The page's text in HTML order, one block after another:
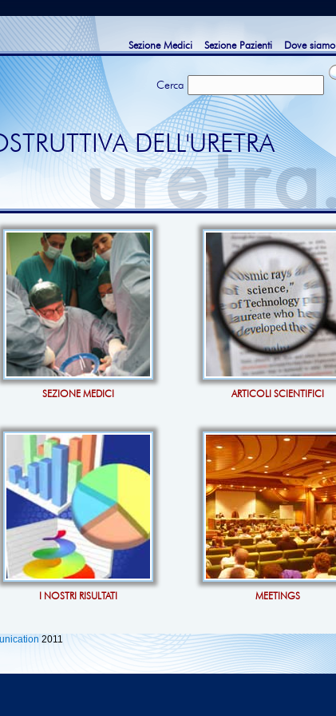
Dove siamo
Sezione Pazienti
Sezione Medici
Cerca
DELL'URETRA
SEZIONE MEDICI ARTICOLI SCIENTIFICI
I NOSTRI RISULTATI MEETINGS
2011